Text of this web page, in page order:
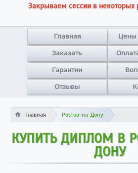
Закрываем сессии в некоторых
Главная Цены
Заказать
Гарантии
Отзывы
Главная Ростов-на-Дону
КУПИТЬ ДИПЛОМ В
ДОНУ